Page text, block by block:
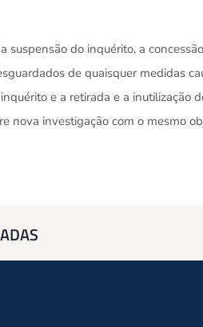
suspensão do inquérito, a
de quaisquer medidas
e a retirada e a inutilização
nova investigação com o mesmo